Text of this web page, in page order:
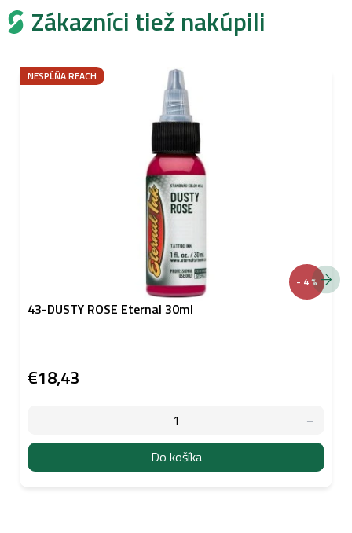
Zákazníci tiež nakúpili
- 4 %
NESPĹŇA REACH
43-DUSTY ROSE Eternal 30ml
€18,43
Do košíka